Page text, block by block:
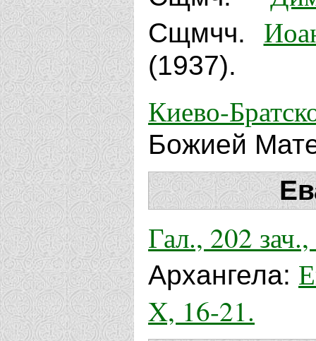
Сщмчч.
(1937).
Киево-
Божией
Гал., 202
Архангела:
X, 16-21.